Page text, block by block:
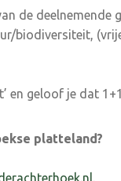
de deelnemende
biodiversiteit,
en geloof je dat
platteland?
.